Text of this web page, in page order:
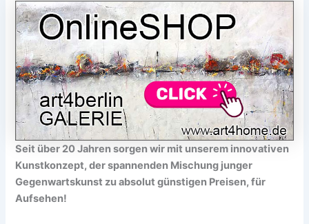
Seit über 20 Jahren sorgen wir mit unserem innovativen
Kunstkonzept, der spannenden Mischung junger
Gegenwartskunst zu absolut günstigen Preisen, für
Aufsehen!